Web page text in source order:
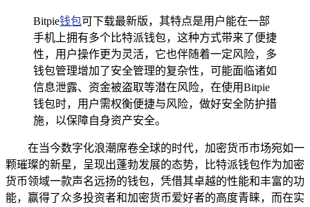
Bitpie钱包可下载最新版，其特点是用户能在一部
手机上拥有多个比特派钱包，这种方式带来了便捷
性，用户操作更为灵活，它也伴随着一定风险，多
钱包管理增加了安全管理的复杂性，可能面临诸如
信息泄露、资金被盗取等潜在风险，在使用Bitpie
钱包时，用户需权衡便捷与风险，做好安全防护措
施，以保障自身资产安全。
在当今数字化浪潮席卷全球的时代，加密货币市场宛如一
颗璀璨的新星，呈现出蓬勃发展的态势，比特派钱包作为加密
货币领域一款声名远扬的钱包，凭借其卓越的性能和丰富的功
能，赢得了众多投资者和加密货币爱好者的高度青睐，而在实